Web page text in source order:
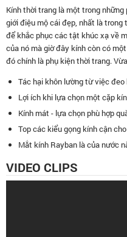
Kính thời trang là một trong
giới điệu mộ cái đẹp, nhất là
để khắc phục các tật khúc xạ về
của nó mà giờ đây kính còn có
đó chính là phụ kiện thời trang.
Tác hại khôn lường từ việc
Lợi ích khi lựa chọn một cặp
Kính mát - lựa chọn phù hợp
Top các kiểu gọng kính cận
Mắt kính Rayban là của nước
VIDEO CLIPS